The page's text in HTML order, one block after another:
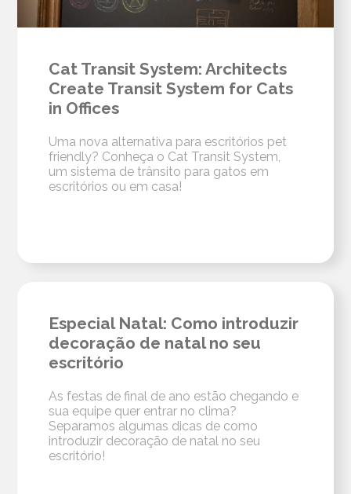
Cat Transit System: Architects
Create Transit System for Cats
in Offices
Uma nova alternativa para escritórios pet
friendly? Conheça o Cat Transit System,
um sistema de trânsito para gatos em
escritórios ou em casa!
Especial Natal: Como introduzir
decoração de natal no seu
escritório
As festas de final de ano estão chegando e
sua equipe quer entrar no clima?
Separamos algumas dicas de como
introduzir decoração de natal no seu
escritório!